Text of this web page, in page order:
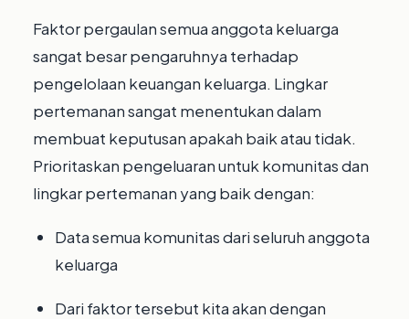
Faktor pergaulan semua anggota keluarga
sangat besar pengaruhnya terhadap
pengelolaan keuangan keluarga. Lingkar
pertemanan sangat menentukan dalam
membuat keputusan apakah baik atau tidak.
Prioritaskan pengeluaran untuk komunitas dan
lingkar pertemanan yang baik dengan:
Data semua komunitas dari seluruh anggota
keluarga
Dari faktor tersebut kita akan dengan